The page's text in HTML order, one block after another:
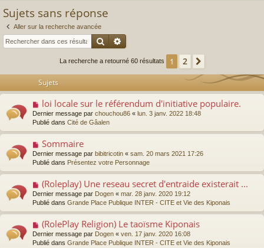
ci
s
s on on
e
Sujets sans réponse
Aller sur la recherche avancée
Rechercher
La recherche a retourné 60 résultats 1 2
Sujets
N
u
a
u
m
e
s
s
a
e
loi locale sur le référendum d'initiative populaire.
Dernier message par chouchou86 « lun. 3 janv. 2022 18:48
Publié dans Cité de Gâalen
N
u
a
u
m
e
s
s
a
Sommaire
Dernier message par bibitricotin « sam. 20 mars 2021 17:26
Publié dans Présentez votre Personnage
N
u
a
u
m
(Roleplay) Une reseau secret d'entraide existerait ...
Dernier message par Dogen « mar. 28 janv. 2020 19:12
Publié dans Grande Place Publique INTER - CITE et Vie des Kiponais
N
u
(RolePlay Religion) Le taoïsme Kiponais
Dernier message par Dogen « ven. 17 janv. 2020 16:08
Publié dans Grande Place Publique INTER - CITE et Vie des Kiponais